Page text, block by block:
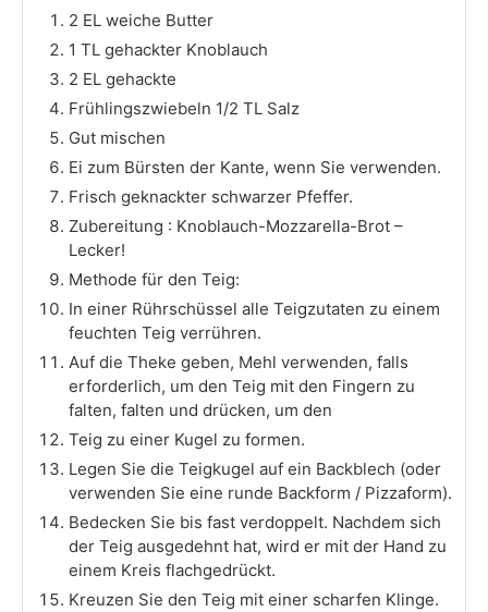
2 EL weiche Butter
1 TL gehackter Knoblauch
2 EL gehackte
Frühlingszwiebeln 1/2 TL Salz
Gut mischen
Ei zum Bürsten der Kante, wenn Sie verwenden.
Frisch geknackter schwarzer Pfeffer.
Zubereitung : Knoblauch-Mozzarella-Brot –
Lecker!
Methode für den Teig:
In einer Rührschüssel alle Teigzutaten zu einem
feuchten Teig verrühren.
Auf die Theke geben, Mehl verwenden, falls
erforderlich, um den Teig mit den Fingern zu
falten, falten und drücken, um den
Teig zu einer Kugel zu formen.
Legen Sie die Teigkugel auf ein Backblech (oder
verwenden Sie eine runde Backform / Pizzaform).
Bedecken Sie bis fast verdoppelt. Nachdem sich
der Teig ausgedehnt hat, wird er mit der Hand zu
einem Kreis flachgedrückt.
Kreuzen Sie den Teig mit einer scharfen Klinge.